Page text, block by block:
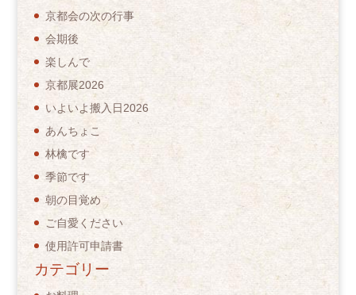
京都会の次の行事
会期後
楽しんで
京都展2026
いよいよ搬入日2026
あんちょこ
林檎です
季節です
朝の目覚め
ご自愛ください
使用許可申請書
カテゴリー